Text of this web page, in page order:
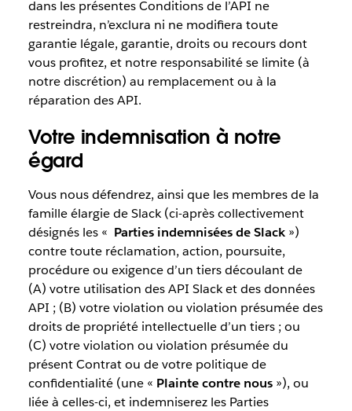
dans les présentes Conditions de l’API ne
restreindra, n’exclura ni ne modifiera toute
garantie légale, garantie, droits ou recours dont
vous profitez, et notre responsabilité se limite (à
notre discrétion) au remplacement ou à la
réparation des API.
Votre indemnisation à notre
égard
Vous nous défendrez, ainsi que les membres de la
famille élargie de Slack (ci-après collectivement
désignés les « Parties indemnisées de Slack»)
contre toute réclamation, action, poursuite,
procédure ou exigence d’un tiers découlant de
(A) votre utilisation des API Slack et des données
API ; (B) votre violation ou violation présumée des
droits de propriété intellectuelle d’un tiers ; ou
(C) votre violation ou violation présumée du
présent Contrat ou de votre politique de
confidentialité (une « Plainte contre nous»), ou
liée à celles-ci, et indemniserez les Parties